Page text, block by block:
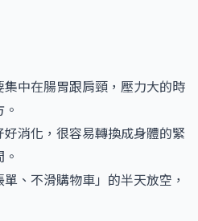
中在腸胃跟肩頸，壓力大的時
消化，很容易轉換成身體的緊
、不滑購物車」的半天放空，